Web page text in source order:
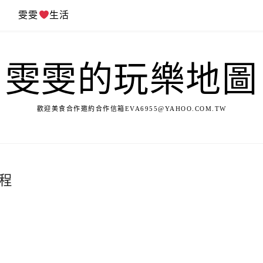
雯雯 生活
雯雯的玩樂地圖
歡迎美食合作邀約合作信箱EVA6955@YAHOO.COM.TW